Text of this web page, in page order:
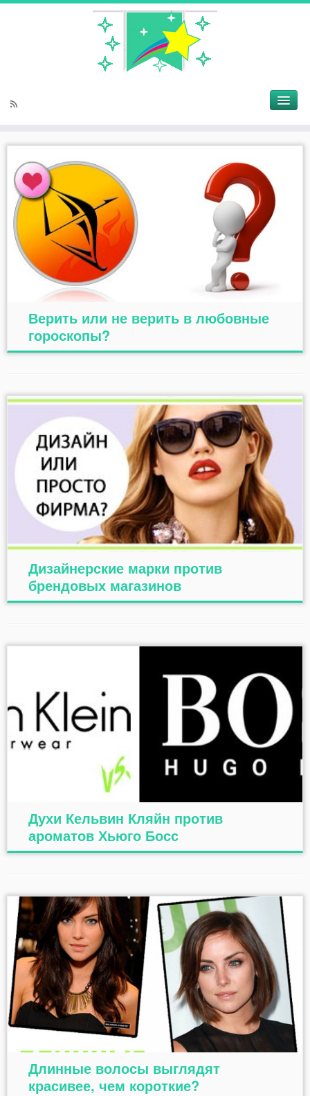
Верить или не верить в любовные
гороскопы?
Дизайнерские марки против
брендовых магазинов
Духи Кельвин Кляйн против
ароматов Хьюго Босс
Длинные волосы выглядят
красивее, чем короткие?